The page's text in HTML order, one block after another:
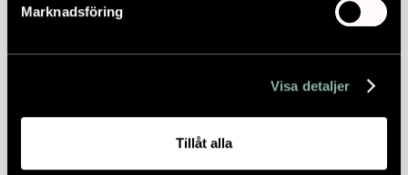
Marknadsföring
Visa detaljer
Tillåt alla